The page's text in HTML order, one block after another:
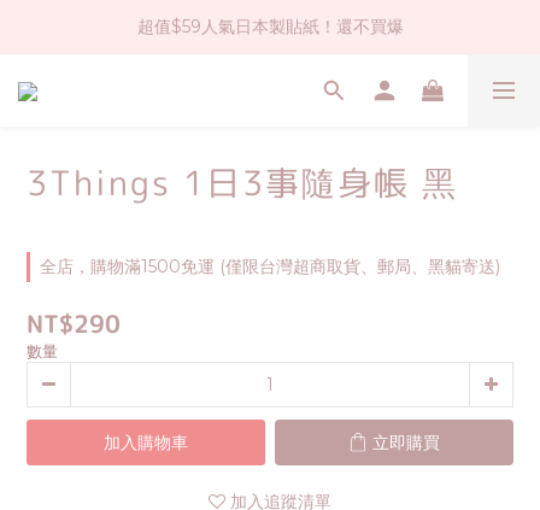
社群大人氣！各種有趣的打洞器
超值$59人氣日本製貼紙！還不買爆
全店$1500免運(台灣地區)
3Things 1日3事隨身帳 黑
全店，購物滿1500免運 (僅限台灣超商取貨、郵局、黑貓寄送)
NT$290
數量
加入購物車 立即購買
加入追蹤清單